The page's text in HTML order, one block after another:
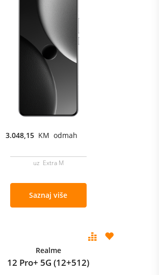
3.048,15 KM odmah
uz Extra M
Saznaj više
Realme
12 Pro+ 5G (12+512)